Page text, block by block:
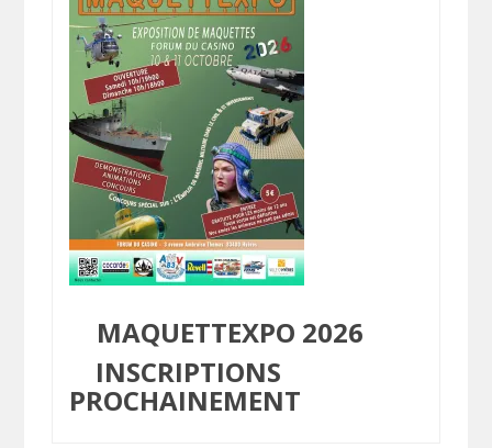
MAQUETTEXPO 2026
INSCRIPTIONS
PROCHAINEMENT